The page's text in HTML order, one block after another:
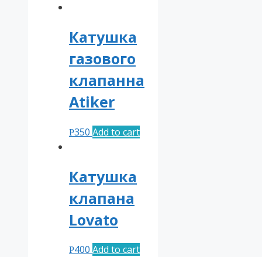
Катушка
газового
клапанна
Atiker
Р350 Add to cart
Катушка
клапана
Lovato
Р400 Add to cart